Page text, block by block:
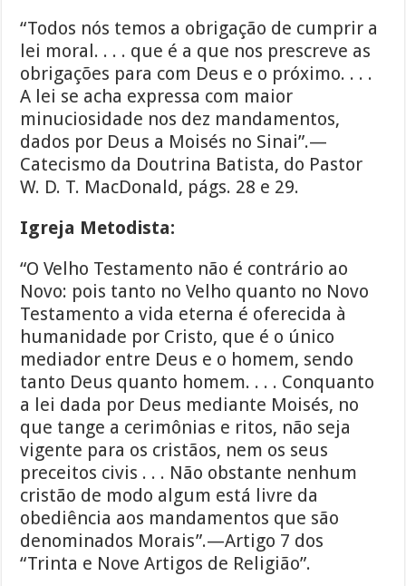
“Todos nós temos a obrigação de cumprir a
lei moral. . . . que é a que nos prescreve as
obrigações para com Deus e o próximo. . . .
A lei se acha expressa com maior
minuciosidade nos dez mandamentos,
dados por Deus a Moisés no Sinai”.—
Catecismo da Doutrina Batista, do Pastor
W. D. T. MacDonald, págs. 28 e 29.
Igreja Metodista:
“O Velho Testamento não é contrário ao
Novo: pois tanto no Velho quanto no Novo
Testamento a vida eterna é oferecida à
humanidade por Cristo, que é o único
mediador entre Deus e o homem, sendo
tanto Deus quanto homem. . . . Conquanto
a lei dada por Deus mediante Moisés, no
que tange a cerimônias e ritos, não seja
vigente para os cristãos, nem os seus
preceitos civis . . . Não obstante nenhum
cristão de modo algum está livre da
obediência aos mandamentos que são
denominados Morais”.—Artigo 7 dos
“Trinta e Nove Artigos de Religião”.